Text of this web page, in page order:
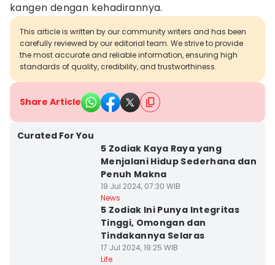
kangen dengan kehadirannya.
This article is written by our community writers and has been
carefully reviewed by our editorial team. We strive to provide
the most accurate and reliable information, ensuring high
standards of quality, credibility, and trustworthiness.
Share Article
Curated For You
5 Zodiak Kaya Raya yang
Menjalani Hidup Sederhana dan
Penuh Makna
19 Jul 2024, 07:30 WIB
News
5 Zodiak Ini Punya Integritas
Tinggi, Omongan dan
Tindakannya Selaras
17 Jul 2024, 19:25 WIB
Life